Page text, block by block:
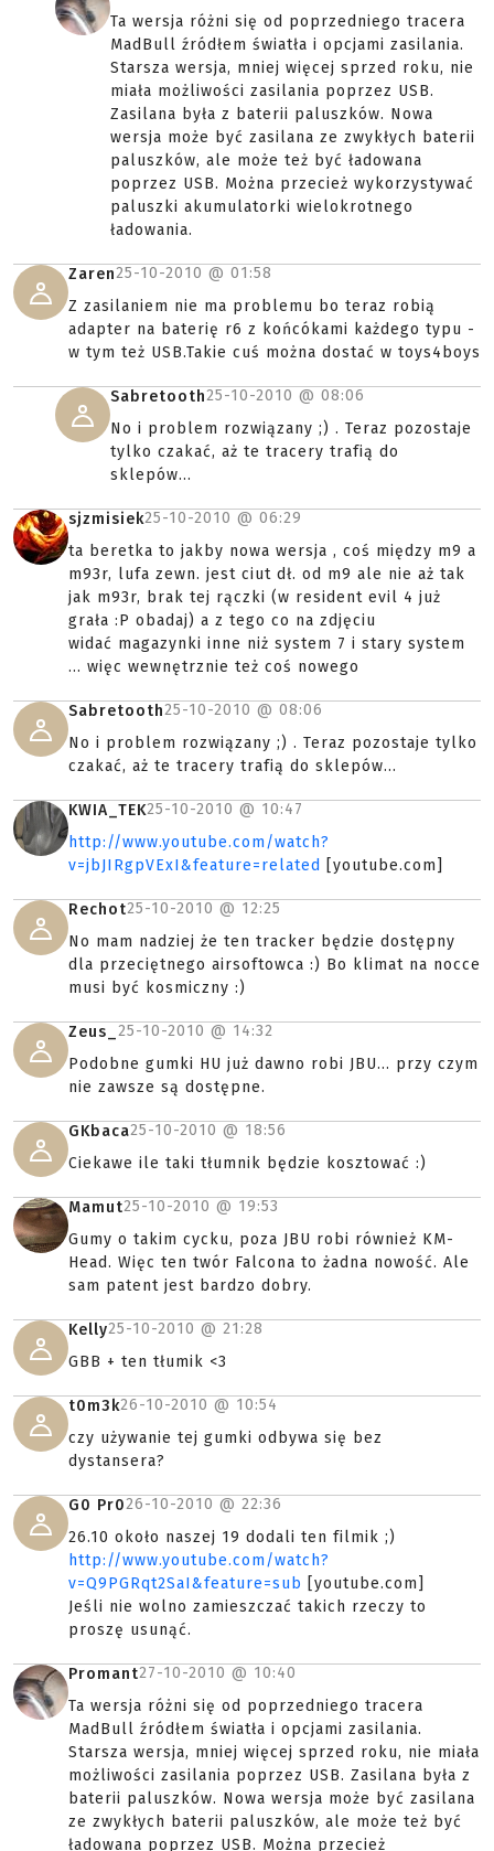
Ta wersja różni się od poprzedniego tracera
MadBull źródłem światła i opcjami zasilania.
Starsza wersja, mniej więcej sprzed roku, nie
miała możliwości zasilania poprzez USB.
Zasilana była z baterii paluszków. Nowa
wersja może być zasilana ze zwykłych baterii
paluszków, ale może też być ładowana
poprzez USB. Można przecież wykorzystywać
paluszki akumulatorki wielokrotnego
ładowania.
Zaren25-10-2010 @ 01:58
Z zasilaniem nie ma problemu bo teraz robią
adapter na baterię r6 z końcókami każdego typu -
w tym też USB.Takie cuś można dostać w toys4boys
Sabretooth25-10-2010 @ 08:06
No i problem rozwiązany ;) . Teraz pozostaje
tylko czakać, aż te tracery trafią do
sklepów...
sjzmisiek25-10-2010 @ 06:29
ta beretka to jakby nowa wersja , coś między m9 a
m93r, lufa zewn. jest ciut dł. od m9 ale nie aż tak
jak m93r, brak tej rączki (w resident evil 4 już
grała :P obadaj) a z tego co na zdjęciu
widać magazynki inne niż system 7 i stary system
... więc wewnętrznie też coś nowego
Sabretooth25-10-2010 @ 08:06
No i problem rozwiązany ;) . Teraz pozostaje tylko
czakać, aż te tracery trafią do sklepów...
KWIA_TEK25-10-2010 @ 10:47
http://www.youtube.com/watch?
v=jbJIRgpVExI&feature=related [youtube.com]
Rechot25-10-2010 @ 12:25
No mam nadziej że ten tracker będzie dostępny
dla przeciętnego airsoftowca :) Bo klimat na nocce
musi być kosmiczny :)
Zeus_ 25-10-2010 @ 14:32
Podobne gumki HU już dawno robi JBU... przy czym
nie zawsze są dostępne.
GKbaca25-10-2010 @ 18:56
Ciekawe ile taki tłumnik będzie kosztować :)
Mamut25-10-2010 @ 19:53
Gumy o takim cycku, poza JBU robi również KM-
Head. Więc ten twór Falcona to żadna nowość. Ale
sam patent jest bardzo dobry.
Kelly25-10-2010 @ 21:28
GBB + ten tłumik <3
t0m3k26-10-2010 @ 10:54
czy używanie tej gumki odbywa się bez
dystansera?
G0 Pr026-10-2010 @ 22:36
26.10 około naszej 19 dodali ten filmik ;)
http://www.youtube.com/watch?
v=Q9PGRqt2SaI&feature=sub [youtube.com]
Jeśli nie wolno zamieszczać takich rzeczy to
proszę usunąć.
Promant27-10-2010 @ 10:40
Ta wersja różni się od poprzedniego tracera
MadBull źródłem światła i opcjami zasilania.
Starsza wersja, mniej więcej sprzed roku, nie miała
możliwości zasilania poprzez USB. Zasilana była z
baterii paluszków. Nowa wersja może być zasilana
ze zwykłych baterii paluszków, ale może też być
ładowana poprzez USB. Można przecież